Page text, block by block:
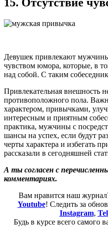
Девушек привлекают
чувством юмора, которые, в
над собой. С таким
Привлекательная внешность
противоположного пола.
характером, привычками,
интересным и приятным
практика, мужчины с
шансы на успех, если будут
черты характера и избегать
рассказали в сегодняшней
А ты согласен с
комментариях.
Вам нравится наш
Youtube! Следить за
Instagram,
Будь в курсе всего самого